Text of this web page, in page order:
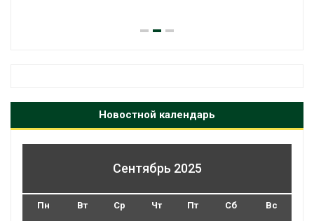
Новостной календарь
Сентябрь 2025
Пн Вт Ср Чт Пт Сб Вс